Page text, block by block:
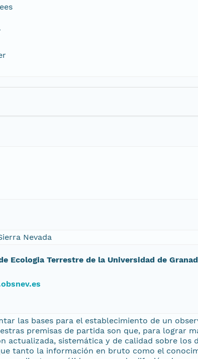
Nevada
Ecologia Terrestre de la Universidad de
las bases para el establecimiento de un
premisas de partida son que, para lograr
actualizada, sistemática y de calidad sobre los
tanto la información en bruto como el